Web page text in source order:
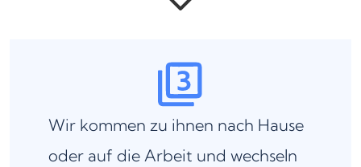
Wir kommen zu ihnen nach Hause
oder auf die Arbeit und wechseln